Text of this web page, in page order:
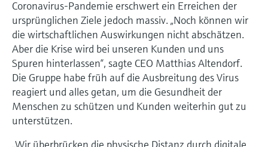
Coronavirus-Pandemie erschwert ein Erreichen der
ursprünglichen Ziele jedoch massiv. „Noch können wir
die wirtschaftlichen Auswirkungen nicht abschätzen.
Aber die Krise wird bei unseren Kunden und uns
Spuren hinterlassen“, sagte CEO Matthias Altendorf.
Die Gruppe habe früh auf die Ausbreitung des Virus
reagiert und alles getan, um die Gesundheit der
Menschen zu schützen und Kunden weiterhin gut zu
unterstützen.
„Wir überbrücken die physische Distanz durch digitale